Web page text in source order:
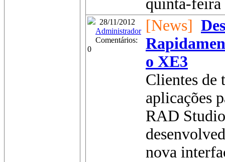
quinta-feira
28/11/2012
Administrador
Comentários:
0
[News]
o XE3
Clientes de
aplicações
RAD
nova